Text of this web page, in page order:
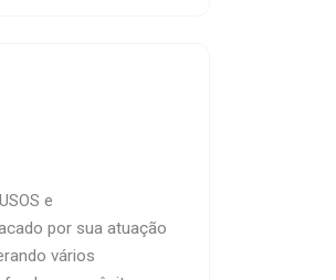
e
por sua atuação
vários